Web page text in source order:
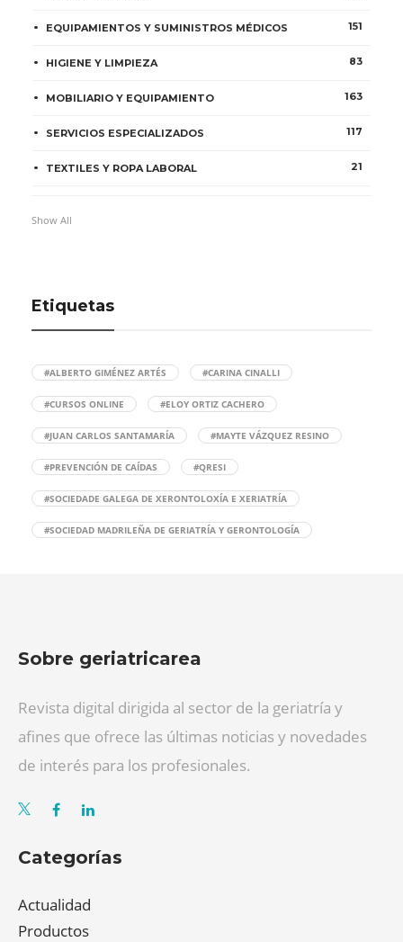
EQUIPAMIENTOS Y SUMINISTROS MÉDICOS 151
HIGIENE Y LIMPIEZA 83
MOBILIARIO Y EQUIPAMIENTO 163
SERVICIOS ESPECIALIZADOS 117
TEXTILES Y ROPA LABORAL 21
Show All
Etiquetas
#ALBERTO GIMÉNEZ ARTÉS #CARINA CINALLI
#CURSOS ONLINE #ELOY ORTIZ CACHERO
#JUAN CARLOS SANTAMARÍA #MAYTE VÁZQUEZ RESINO
#PREVENCIÓN DE CAÍDAS #QRESI
#SOCIEDADE GALEGA DE XERONTOLOXÍA E XERIATRÍA
#SOCIEDAD MADRILEÑA DE GERIATRÍA Y GERONTOLOGÍA
Sobre geriatricarea
Revista digital dirigida al sector de la geriatría y
afines que ofrece las últimas noticias y novedades
de interés para los profesionales.
Categorías
Actualidad
Productos